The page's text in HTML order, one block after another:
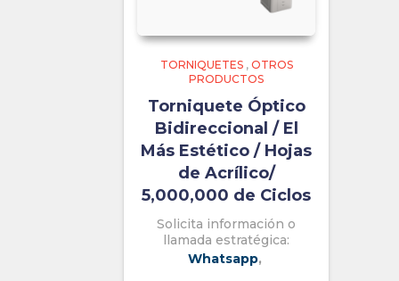
TORNIQUETES, OTROS
PRODUCTOS
Torniquete Óptico
Bidireccional / El
Más Estético / Hojas
de Acrílico/
5,000,000 de Ciclos
Solicita información o
llamada estratégica:
Whatsapp,